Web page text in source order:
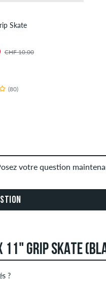
Skate
CHF 10.00
(80)
votre question
11" GRIP SKATE
?